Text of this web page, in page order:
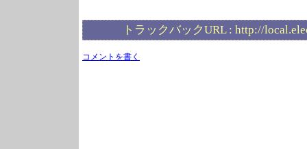
トラックバックURL : http://
コメントを書く